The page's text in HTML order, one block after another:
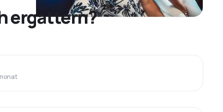
ergattern?